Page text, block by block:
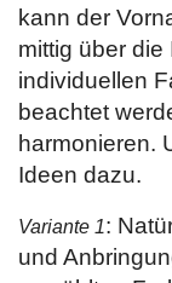
kann der
mittig über
individuellen
beachtet
harmonieren.
Ideen dazu.
Variante 1:
und